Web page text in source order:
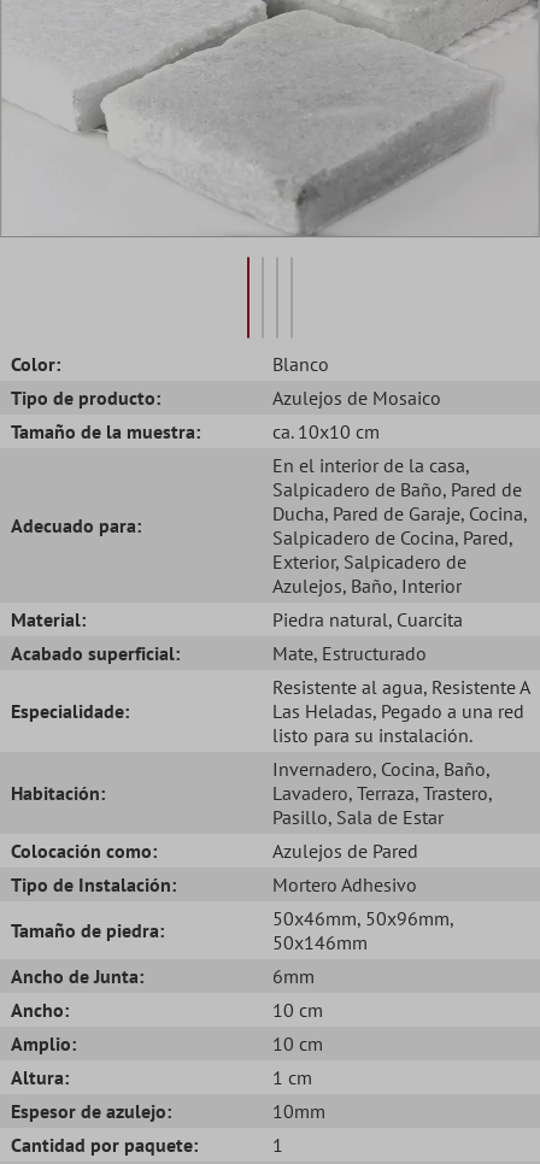
Color:
Blanco
Tipo de producto:
Azulejos de Mosaico
Tamaño de la muestra:
ca. 10x10 cm
Adecuado para:
En el interior de la casa,
Salpicadero de Baño, Pared de
Ducha, Pared de Garaje, Cocina,
Salpicadero de Cocina, Pared,
Exterior, Salpicadero de
Azulejos, Baño, Interior
Material:
Piedra natural, Cuarcita
Acabado superficial:
Mate, Estructurado
Especialidade:
Resistente al agua, Resistente A
Las Heladas, Pegado a una red
listo para su instalación.
Habitación:
Invernadero, Cocina, Baño,
Lavadero, Terraza, Trastero,
Pasillo, Sala de Estar
Colocación como:
Azulejos de Pared
Tipo de Instalación:
Mortero Adhesivo
Tamaño de piedra:
50x46mm, 50x96mm,
50x146mm
Ancho de Junta:
6mm
Ancho:
10 cm
Amplio:
10 cm
Altura:
1 cm
Espesor de azulejo:
10mm
Cantidad por paquete:
1